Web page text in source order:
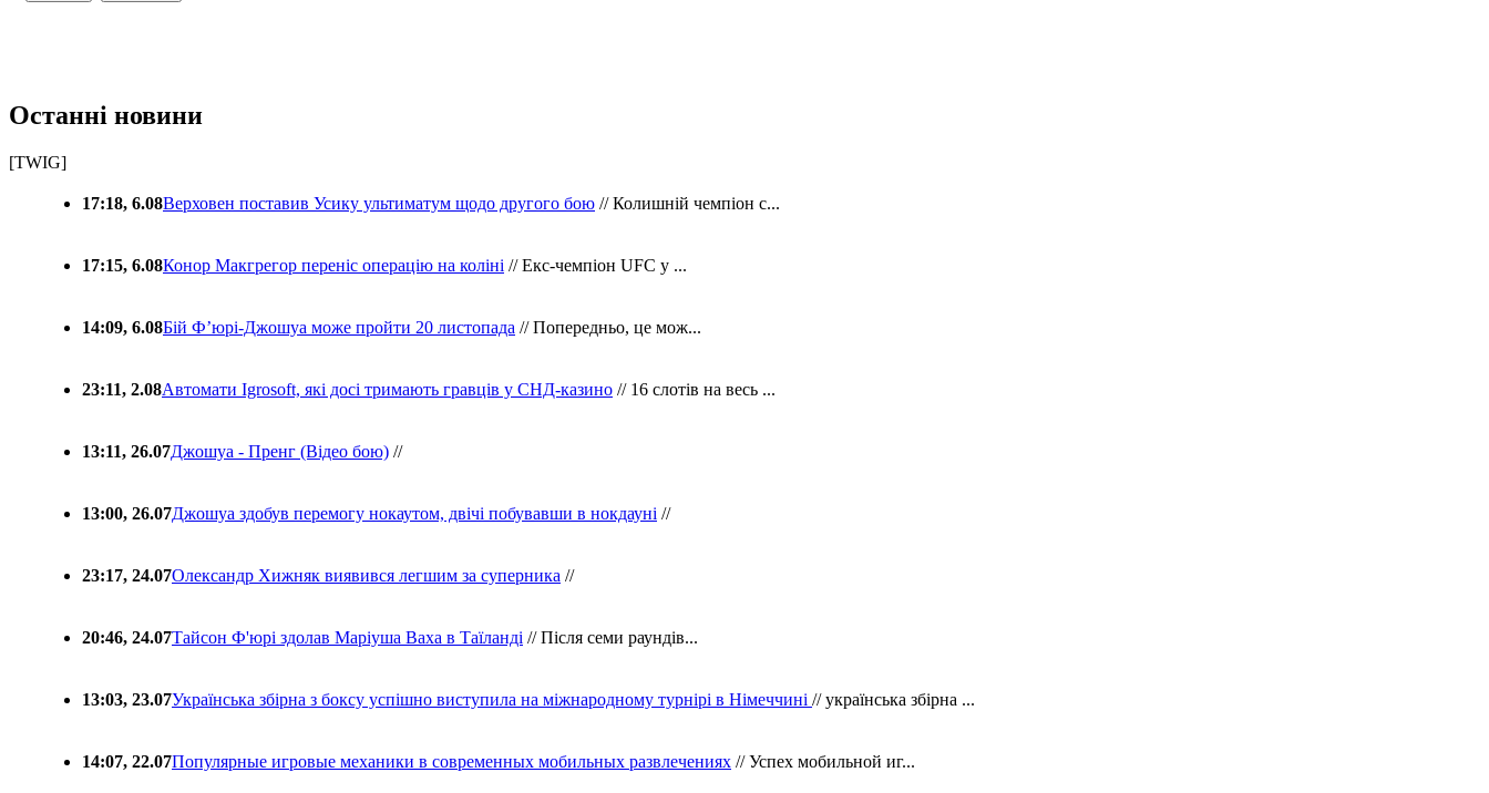
Останні новини
[TWIG]
17:18, 6.08Верховен поставив Усику ультиматум щодо другого бою // Колишній чемпіон с...
17:15, 6.08Конор Макгрегор переніс операцію на коліні // Екс-чемпіон UFC у ...
14:09, 6.08Бій Ф’юрі-Джошуа може пройти 20 листопада // Попередньо, це мож...
23:11, 2.08Автомати Igrosoft, які досі тримають гравців у СНД-казино // 16 слотів на весь ...
13:11, 26.07Джошуа - Пренг (Відео бою) //
13:00, 26.07Джошуа здобув перемогу нокаутом, двічі побувавши в нокдауні //
23:17, 24.07Олександр Хижняк виявився легшим за суперника //
20:46, 24.07Тайсон Ф'юрі здолав Маріуша Ваха в Таїланді // Після семи раундів...
13:03, 23.07Українська збірна з боксу успішно виступила на міжнародному турнірі в Німеччині // українська збірна ...
14:07, 22.07Популярные игровые механики в современных мобильных развлечениях // Успех мобильной иг...